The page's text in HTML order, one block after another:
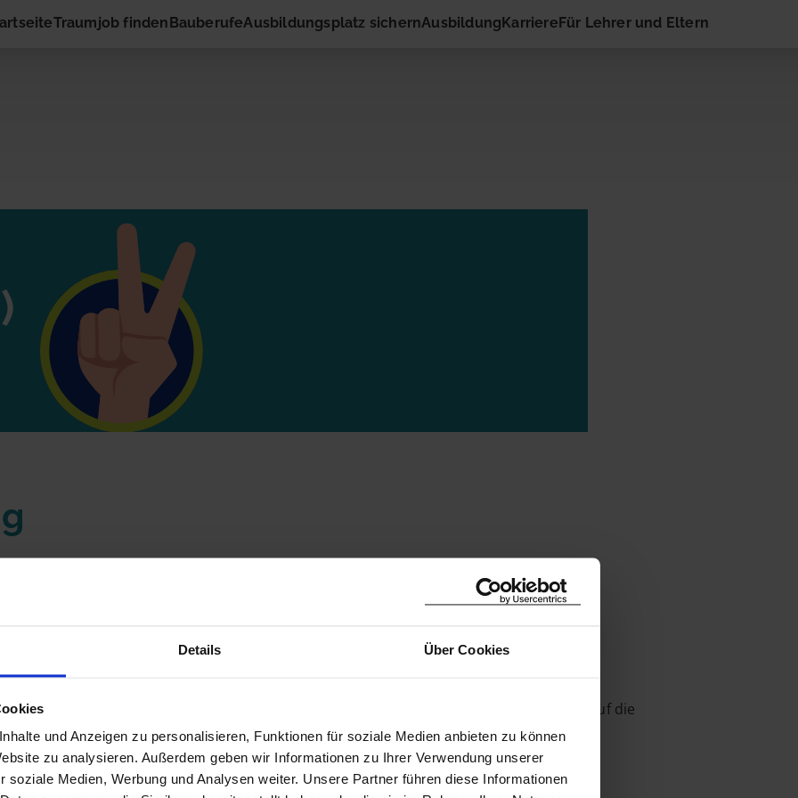
Details Über Cookies
und Anzeigen zu personalisieren, Funktionen für soziale Medien anbieten zu können
zu analysieren. Außerdem geben wir Informationen zu Ihrer Verwendung unserer
soziale Medien, Werbung und Analysen weiter. Unsere Partner führen diese Informationen
Traumjob findenBauberufeAusbildungsplatz sichernAusbildungKarriereFür Lehrer und Eltern
mit Tiefgarage!
und Altbausanierung.
sowie öffentliche Bauvorhaben.
einen Auszubildenden zum MAURER (m/w/d).
und Engagement. Gemeinsam realisieren wir beeindruckende Bauprojekte, auf die
Feinschliff.
und echte Wertschätzung dann bist du bei uns genau richtig.
sein.
die vorgeschlagene Stelle? Dann nimm gleich hier Kontakt
auf! Du musst nur Deinen Namen und Deine E-Mail-
Schon geht es los!